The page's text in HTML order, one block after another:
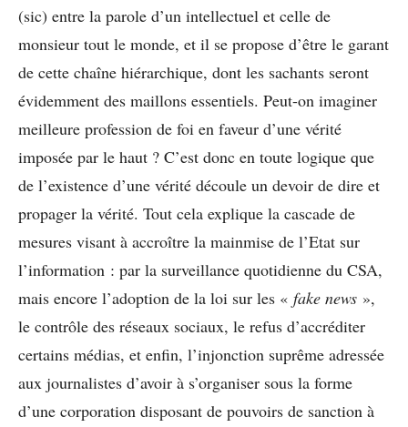
(sic) entre la parole d’un intellectuel et celle de
monsieur tout le monde, et il se propose d’être le garant
de cette chaîne hiérarchique, dont les sachants seront
évidemment des maillons essentiels. Peut-on imaginer
meilleure profession de foi en faveur d’une vérité
imposée par le haut ? C’est donc en toute logique que
de l’existence d’une vérité découle un devoir de dire et
propager la vérité. Tout cela explique la cascade de
mesures visant à accroître la mainmise de l’Etat sur
l’information : par la surveillance quotidienne du CSA,
mais encore l’adoption de la loi sur les « fake news »,
le contrôle des réseaux sociaux, le refus d’accréditer
certains médias, et enfin, l’injonction suprême adressée
aux journalistes d’avoir à s’organiser sous la forme
d’une corporation disposant de pouvoirs de sanction à